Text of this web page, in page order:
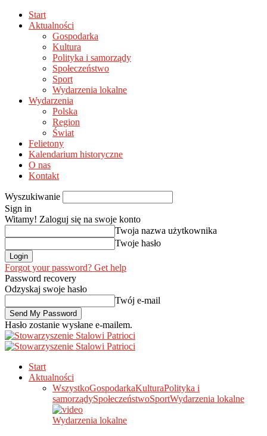
Start
Aktualności
Gospodarka
Kultura
Polityka i samorządy
Społeczeństwo
Sport
Wydarzenia lokalne
Wydarzenia
Polska
Region
Świat
Felietony
Kalendarium historyczne
O nas
Kontakt
Wyszukiwanie
Sign in
Witamy! Zaloguj się na swoje konto
Twoja nazwa użytkownika
Twoje hasło
Forgot your password? Get help
Password recovery
Odzyskaj swoje hasło
Twój e-mail
Hasło zostanie wysłane e-mailem.
Start
Aktualności
WszystkoGospodarkaKulturaPolityka i
samorządySpołeczeństwoSportWydarzenia lokalne
Wydarzenia lokalne